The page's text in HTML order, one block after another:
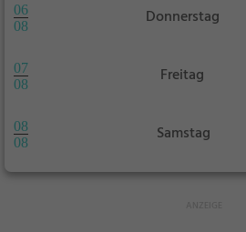
06
08
Donnerstag
07
08
Freitag
08
08
Samstag